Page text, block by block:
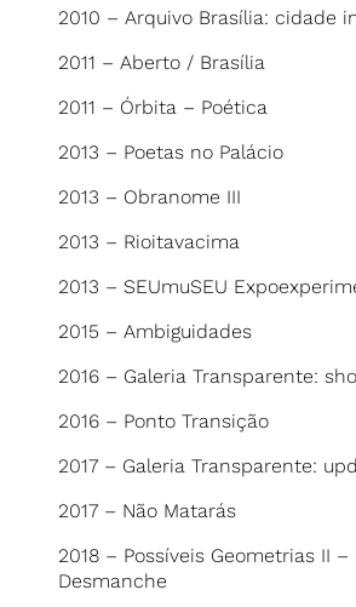
2010 – Arquivo Brasília: cidade
2011 – Aberto / Brasília
2011 – Órbita – Poética
2013 – Poetas no Palácio
2013 – Obranome III
2013 – Rioitavacima
2013 – SEUmuSEU
2015 – Ambiguidades
2016 – Galeria Transparente:
2016 – Ponto Transição
2017 – Galeria Transparente:
2017 – Não Matarás
2018 – Possíveis Geometrias II
Desmanche